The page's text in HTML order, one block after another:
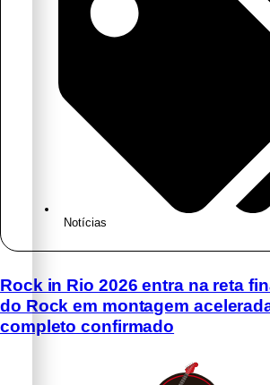
Notícias
Rock in Rio 2026 entra na reta
do Rock em montagem
completo confirmado